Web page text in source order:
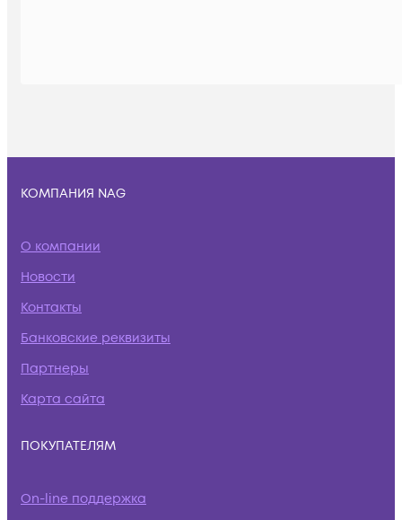
КОМПАНИЯ NAG
О компании
Новости
Контакты
Банковские реквизиты
Партнеры
Карта сайта
ПОКУПАТЕЛЯМ
On-line поддержка